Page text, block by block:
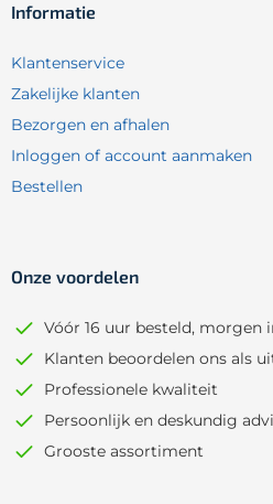
Informatie
Klantenservice
Zakelijke klanten
Bezorgen en afhalen
Inloggen of account aanmaken
Bestellen
Onze voordelen
Vóór 16 uur besteld, morgen
Klanten beoordelen ons als
Professionele kwaliteit
Persoonlijk en deskundig
Grooste assortiment